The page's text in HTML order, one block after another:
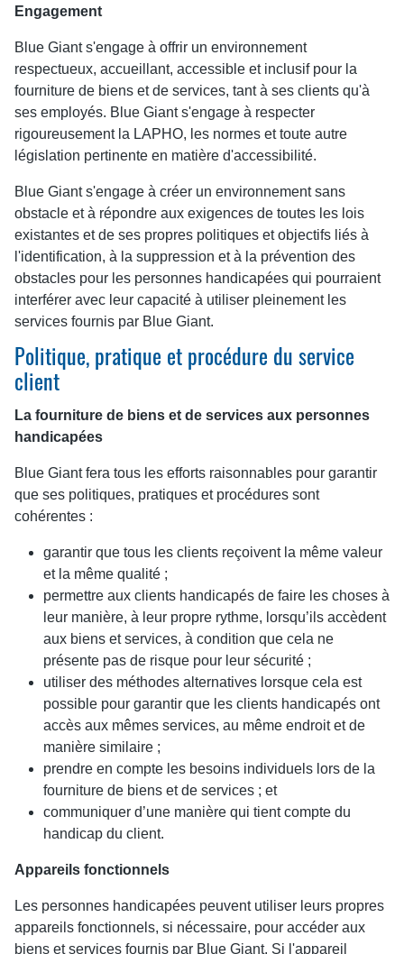
Engagement
Blue Giant s'engage à offrir un environnement
respectueux, accueillant, accessible et inclusif pour la
fourniture de biens et de services, tant à ses clients qu'à
ses employés. Blue Giant s'engage à respecter
rigoureusement la LAPHO, les normes et toute autre
législation pertinente en matière d'accessibilité.
Blue Giant s'engage à créer un environnement sans
obstacle et à répondre aux exigences de toutes les lois
existantes et de ses propres politiques et objectifs liés à
l'identification, à la suppression et à la prévention des
obstacles pour les personnes handicapées qui pourraient
interférer avec leur capacité à utiliser pleinement les
services fournis par Blue Giant.
Politique, pratique et procédure du service
client
La fourniture de biens et de services aux personnes
handicapées
Blue Giant fera tous les efforts raisonnables pour garantir
que ses politiques, pratiques et procédures sont
cohérentes :
garantir que tous les clients reçoivent la même valeur
et la même qualité ;
permettre aux clients handicapés de faire les choses à
leur manière, à leur propre rythme, lorsqu’ils accèdent
aux biens et services, à condition que cela ne
présente pas de risque pour leur sécurité ;
utiliser des méthodes alternatives lorsque cela est
possible pour garantir que les clients handicapés ont
accès aux mêmes services, au même endroit et de
manière similaire ;
prendre en compte les besoins individuels lors de la
fourniture de biens et de services ; et
communiquer d’une manière qui tient compte du
handicap du client.
Appareils fonctionnels
Les personnes handicapées peuvent utiliser leurs propres
appareils fonctionnels, si nécessaire, pour accéder aux
biens et services fournis par Blue Giant. Si l'appareil